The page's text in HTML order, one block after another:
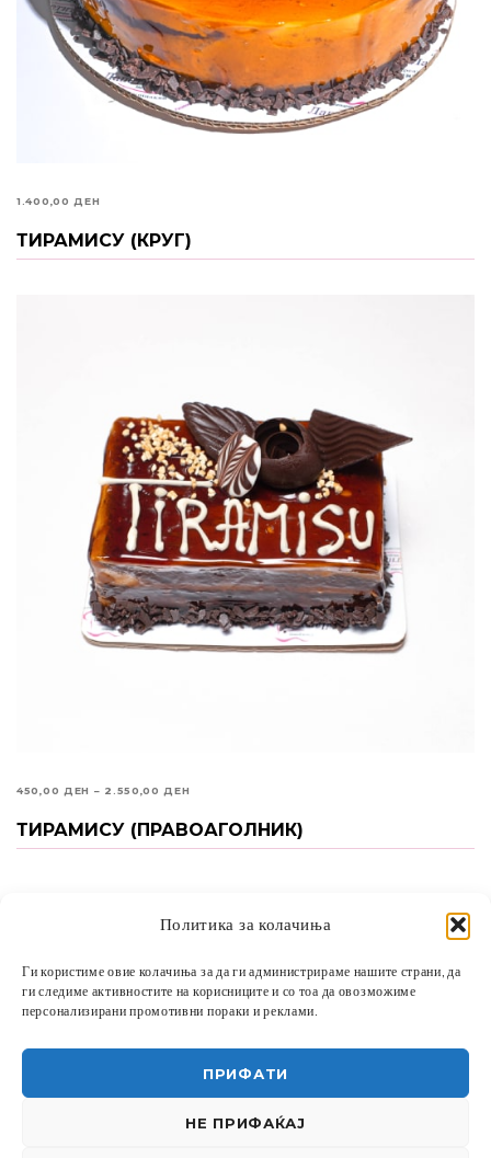
Политика за колачиња
Ги користиме овие колачиња за да ги администрираме нашите страни, да
ги следиме активностите на корисниците и со тоа да овозможиме
персонализирани промотивни пораки и реклами.
ПРИФАТИ
НЕ ПРИФАЌАЈ
1.400,00 ДЕН
ИЗБЕРИ ОПЦИИ
ТИРАМИСУ (КРУГ)
450,00 ДЕН – 2.550,00 ДЕН
450,00 ДЕН
ИЗБЕРИ ОПЦИИ
ТИРАМИСУ (ПРАВОАГОЛНИК)
* За нарачки направени до 11:00 часот на овој